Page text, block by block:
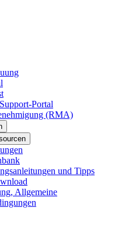
Portal
(RMA)
und Tipps
Allgemeine